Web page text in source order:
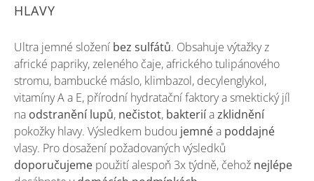
HLAVY
Ultra jemné složení bez sulfátů. Obsahuje výtažky z
africké papriky, zeleného čaje, afrického tulipánového
stromu, bambucké máslo, klimbazol, decylenglykol,
vitamíny A a E, přírodní hydratační faktory a smektický jíl
na odstranění lupů, nečistot, bakteriíazklidnění
pokožky hlavy. Výsledkem budou jemnéa poddajné
vlasy. Pro dosažení požadovaných výsledků
doporučujeme použití alespoň 3x týdně, čehož nejlépe